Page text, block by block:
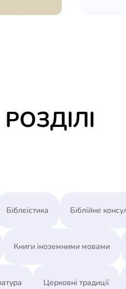
Біблеістика Біблійне
Книги іноземними мовами
Церковні традиції